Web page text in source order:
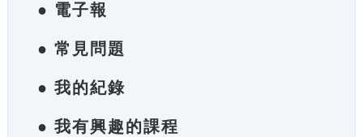
● 電子報
● 常見問題
● 我的紀錄
● 我有興趣的課程